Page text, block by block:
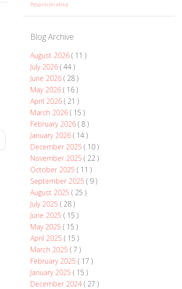
Pesantren etika
Blog Archive
August 2026 ( 11 )
July 2026 ( 44 )
June 2026 ( 28 )
May 2026 ( 16 )
April 2026 ( 21 )
March 2026 ( 15 )
February 2026 ( 8 )
January 2026 ( 14 )
December 2025 ( 10 )
November 2025 ( 22 )
October 2025 ( 11 )
September 2025 ( 9 )
August 2025 ( 25 )
July 2025 ( 28 )
June 2025 ( 15 )
May 2025 ( 15 )
April 2025 ( 15 )
March 2025 ( 7 )
February 2025 ( 17 )
January 2025 ( 15 )
December 2024 ( 27 )